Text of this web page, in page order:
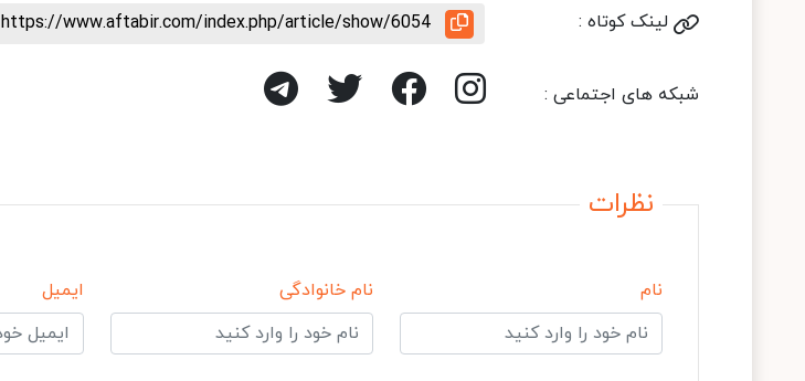
لینک کوتاه : https://www.aftabir.com/index.php/article/show/6054
شبکه های اجتماعی :
نظرات
نام نام خانوادگی ایمیل